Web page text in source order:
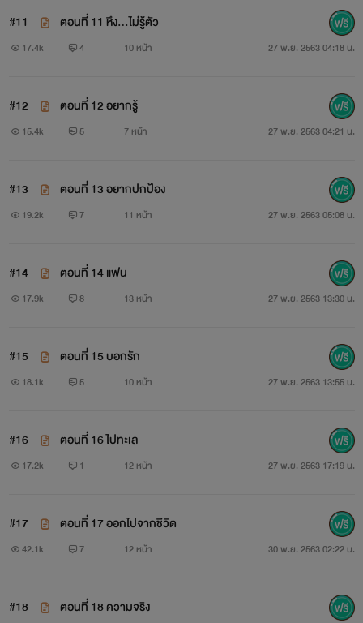
#11 ตอนที่ 11 หึง...ไม่รู้ตัว
17.4k 4 10 หน้า 27 พ.ย. 2563 04:18 น.
#12 ตอนที่ 12 อยากรู้
15.4k 5 7 หน้า 27 พ.ย. 2563 04:21 น.
#13 ตอนที่ 13 อยากปกป้อง
19.2k 7 11 หน้า 27 พ.ย. 2563 05:08 น.
#14 ตอนที่ 14 แฟน
17.9k 8 13 หน้า 27 พ.ย. 2563 13:30 น.
#15 ตอนที่ 15 บอกรัก
18.1k 5 10 หน้า 27 พ.ย. 2563 13:55 น.
#16 ตอนที่ 16 ไปทะเล
17.2k 1 12 หน้า 27 พ.ย. 2563 17:19 น.
#17 ตอนที่ 17 ออกไปจากชีวิต
42.1k 7 12 หน้า 30 พ.ย. 2563 02:22 น.
#18 ตอนที่ 18 ความจริง